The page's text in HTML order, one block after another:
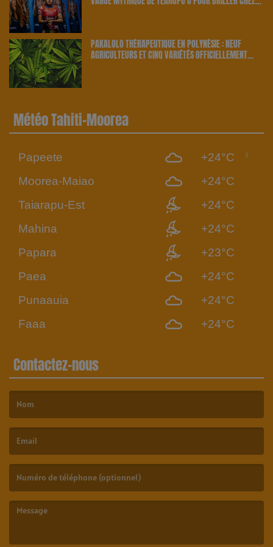
PAKALOLO THÉRAPEUTIQUE EN POLYNÉSIE : NEUF
AGRICULTEURS ET CINQ VARIÉTÉS OFFICIELLEMENT
Météo Tahiti-Moorea
Papeete
+24°C
Moorea-Maiao
+24°C
Taiarapu-Est
+24°C
Mahina
+24°C
Papara
+23°C
Paea
+24°C
Punaauia
+24°C
Faaa
+24°C
Contactez-nous